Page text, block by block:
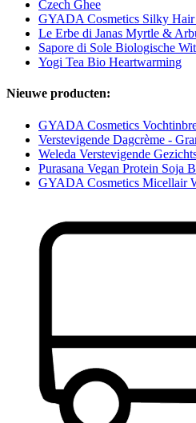
Czech Ghee
GYADA Cosmetics Silky
Le Erbe di Janas Myrtle &
Sapore di Sole Biologische
Yogi Tea Bio Heartwarming
Nieuwe producten:
GYADA Cosmetics
Verstevigende Dagcrème -
Weleda Verstevigende
Purasana Vegan Protein Soja
GYADA Cosmetics Micellair